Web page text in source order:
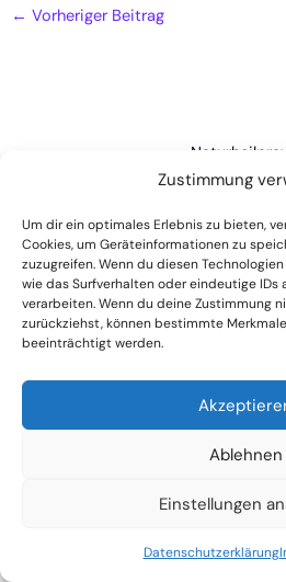
Zustimmung
Um dir ein optimales Erlebnis zu bieten,
Cookies, um Geräteinformationen zu
zuzugreifen. Wenn du diesen
wie das Surfverhalten oder eindeutige IDs
verarbeiten. Wenn du deine Zustimmung
zurückziehst, können bestimmte
beeinträchtigt werden.
Ablehnen
Einstellungen
Datenschutzerklärung
← Vorheriger Beitrag
Kontakt
Impressum
(C) 2024 Dr. Harald